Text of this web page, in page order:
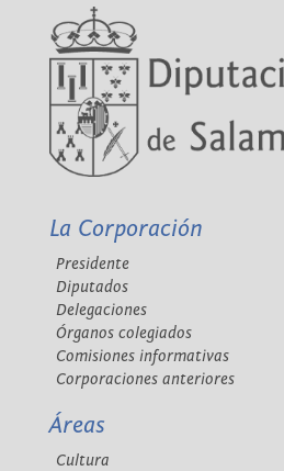
La Corporación
Presidente
Diputados
Delegaciones
Órganos colegiados
Comisiones informativas
Corporaciones anteriores
Áreas
Cultura